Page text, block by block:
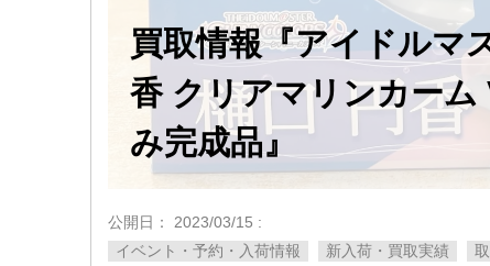
買取情報『アイドル
香 ​クリアマリンカーム
み完成品』
公開日： 2023/03/15 :
イベント・予約・入荷情報
新入荷・買取実績